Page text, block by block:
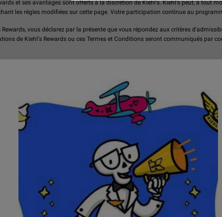
et ses avantages sont offerts à la discrétion de Kiehl's. Kiehl's peut, à tout
les règles modifiées sur cette page. Votre participation continue au
vous déclarez par la présente que vous répondez aux critères
de Kiehl's Rewards ou ces Termes et Conditions seront communiqués par
LIVRAISON
GRATUITE SUR
ACHAT DE 50$+
PROFITEZ
MAINTENANT,
PAYEZ PLUS TARD
SERVICE À LA CLIENTÈLE À PROPOS DE KIEHL’S